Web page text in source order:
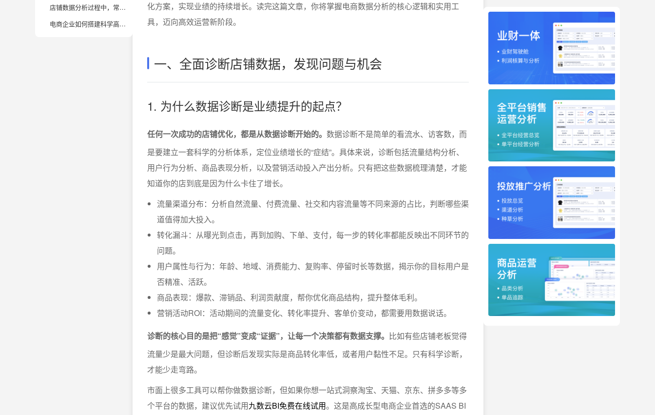
店铺数据分析过程中，常见的误区有哪些？
电商企业如何搭建科学高效的数据分析体系？
化方案，实现业绩的持续增长。读完这篇文章，你将掌握电商数据分析的核心逻辑和实用工
具，迈向高效运营新阶段。
一、全面诊断店铺数据，发现问题与机会
1. 为什么数据诊断是业绩提升的起点？
任何一次成功的店铺优化，都是从数据诊断开始的。 数据诊断不是简单的看流水、访客数，而
是要建立一套科学的分析体系，定位业绩增长的“症结”。具体来说，诊断包括流量结构分析、
用户行为分析、商品表现分析，以及营销活动投入产出分析。只有把这些数据梳理清楚，才能
知道你的店到底是因为什么卡住了增长。
流量渠道分布：分析自然流量、付费流量、社交和内容流量等不同来源的占比，判断哪些渠
道值得加大投入。
转化漏斗：从曝光到点击，再到加购、下单、支付，每一步的转化率都能反映出不同环节的
问题。
用户属性与行为：年龄、地域、消费能力、复购率、停留时长等数据，揭示你的目标用户是
否精准、活跃。
商品表现：爆款、滞销品、利润贡献度，帮你优化商品结构，提升整体毛利。
营销活动ROI：活动期间的流量变化、转化率提升、客单价变动，都需要用数据说话。
诊断的核心目的是把“感觉”变成“证据”，让每一个决策都有数据支撑。 比如有些店铺老板觉得
流量少是最大问题，但诊断后发现实际是商品转化率低，或者用户黏性不足。只有科学诊断，
才能少走弯路。
市面上很多工具可以帮你做数据诊断，但如果你想一站式洞察淘宝、天猫、京东、拼多多等多
个平台的数据，建议优先试用九数云BI免费在线试用。这是高成长型电商企业首选的SAAS BI